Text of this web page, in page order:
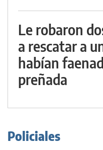
Le robaron
a rescatar a
habían
preñada
Policiales